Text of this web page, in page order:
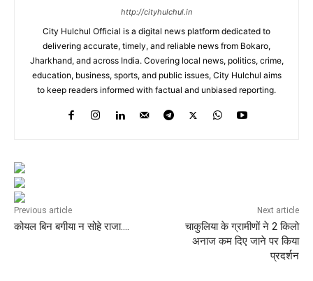
http://cityhulchul.in
City Hulchul Official is a digital news platform dedicated to
delivering accurate, timely, and reliable news from Bokaro,
Jharkhand, and across India. Covering local news, politics, crime,
education, business, sports, and public issues, City Hulchul aims
to keep readers informed with factual and unbiased reporting.
Previous article
कोयल बिन बगीया न सोहे राजा….
Next article
चाकुलिया के ग्रामीणों ने 2 किलो
अनाज कम दिए जाने पर किया
प्रदर्शन